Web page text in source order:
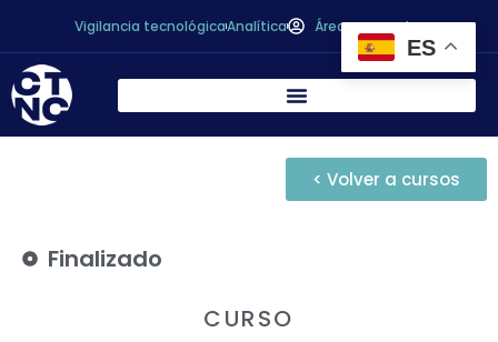
Vigilancia tecnológicaAnalítica Área personal
< Volver a cursos
Finalizado
CURSO
ES